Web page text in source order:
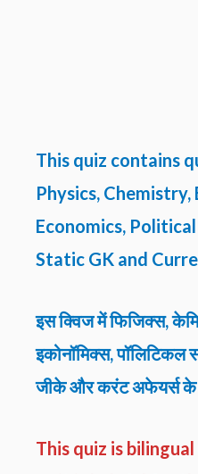
This quiz contains
Physics,
Economics,
Static GK and
इस क्विज में फिजिक्स,
इकोनॉमिक्स, पॉलिटिकल
जीके और करंट अफेयर्स के
This quiz is